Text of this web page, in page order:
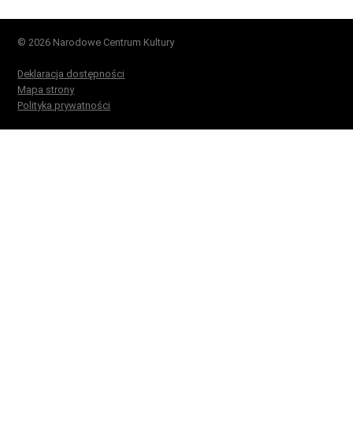
© 2026 Narodowe Centrum Kultury
Deklaracja dostępności
Mapa strony
Polityka prywatności